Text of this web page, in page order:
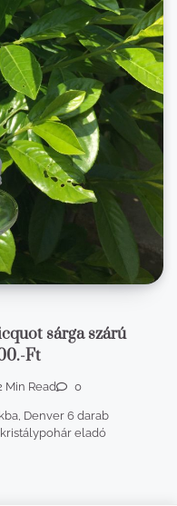
sárga szárú
Ft
Min Read 0
Denver 6 darab
eladó